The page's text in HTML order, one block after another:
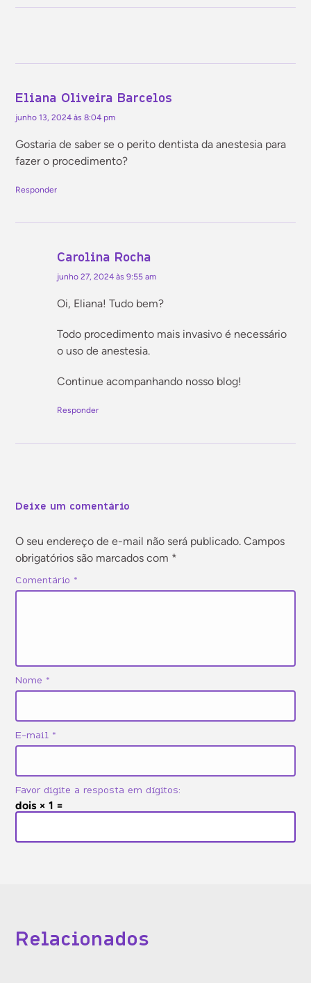
Eliana Oliveira Barcelos
junho 13, 2024 às 8:04 pm
Gostaria de saber se o perito dentista da anestesia para
fazer o procedimento?
Responder
Carolina Rocha
junho 27, 2024 às 9:55 am
Oi, Eliana! Tudo bem?
Todo procedimento mais invasivo é necessário
o uso de anestesia.
Continue acompanhando nosso blog!
Responder
Deixe um comentário
O seu endereço de e-mail não será publicado. Campos
obrigatórios são marcados com *
Comentário *
Nome *
E-mail *
Favor digite a resposta em dígitos:
dois × 1 =
Relacionados